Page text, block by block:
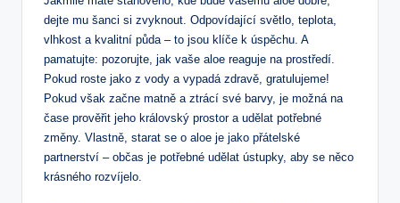
dejte mu šanci si zvyknout. Odpovídající světlo, teplota,
vlhkost a kvalitní půda – to jsou klíče k úspěchu. A
pamatujte: pozorujte, jak vaše aloe reaguje na prostředí.
Pokud roste jako z vody a vypadá zdravě, gratulujeme!
Pokud však začne matně a ztrácí své barvy, je možná na
čase prověřit jeho královský prostor a udělat potřebné
změny. Vlastně, starat se o aloe je jako přátelské
partnerství – občas je potřebné udělat ústupky, aby se něco
krásného rozvíjelo.